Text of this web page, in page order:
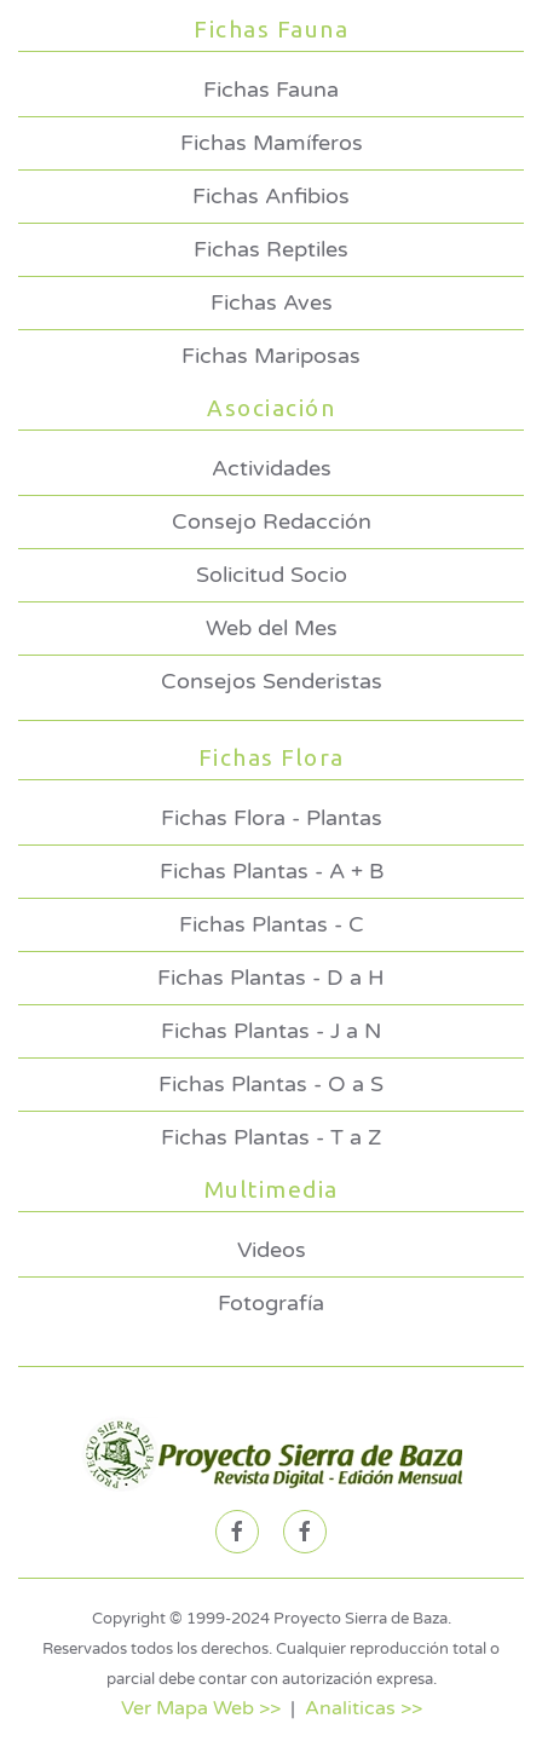
Fichas Fauna
Fichas Fauna
Fichas Mamíferos
Fichas Anfibios
Fichas Reptiles
Fichas Aves
Fichas Mariposas
Asociación
Actividades
Consejo Redacción
Solicitud Socio
Web del Mes
Consejos Senderistas
Fichas Flora
Fichas Flora - Plantas
Fichas Plantas - A + B
Fichas Plantas - C
Fichas Plantas - D a H
Fichas Plantas - J a N
Fichas Plantas - O a S
Fichas Plantas - T a Z
Multimedia
Videos
Fotografía
Copyright © 1999-2024 Proyecto Sierra de Baza.
Reservados todos los derechos. Cualquier reproducción total o
parcial debe contar con autorización expresa.
Ver Mapa Web >>| Analiticas >>